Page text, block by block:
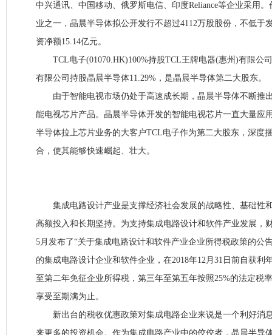
中兴通讯、中国移动、俄罗斯电信、印度Reliance等企业采用
业之一，晶晨半导体拟公开发行不超过4112万股股份，不低于
资净额15.14亿元。
TCL电子(01070.HK)100%持股TCL王牌电器(惠州)有限公
有限公司持股晶晨半导体11.29%，是晶晨半导体第二大股东。
由于智能电视市场仍处于高速成长期，晶晨半导体不断推
能电视芯片产品。晶晨半导体开发的智能电视芯片一直大量应
半导体拉上芯片业务的大客户TCL电子作为第二大股东，深度
合，使其能够快速崛起、壮大。
集成电路设计产业是支撑经济社会发展的战略性、基础性
高额投入和长期坚持。为支持集成电路设计和软件产业发展，
5月发布了“关于集成电路设计和软件产业企业所得税政策的公
的集成电路设计企业和软件企业，在2018年12月31日前自获利
至第二年免征企业所得税，第三年至第五年按照25%的法定税
享受至期满为止。
新出台的税收优惠政策对集成电路企业来说是一个利好消
来更多的投资机会。作为集成电路产业中的佼佼者，晶晨半导